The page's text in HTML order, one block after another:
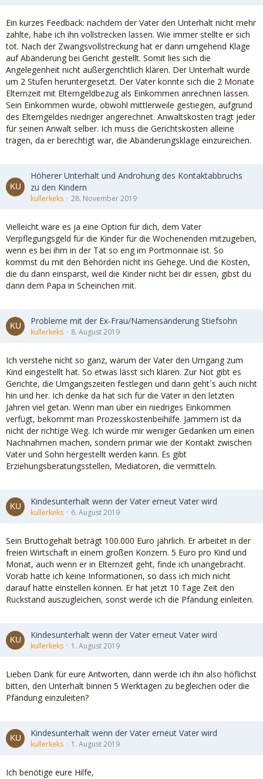
Ein kurzes Feedback: nachdem der Vater den Unterhalt nicht mehr
zahlte, habe ich ihn vollstrecken lassen. Wie immer stellte er sich
tot. Nach der Zwangsvollstreckung hat er dann umgehend Klage
auf Abänderung bei Gericht gestellt. Somit lies sich die
Angelegenheit nicht außergerichtlich klären. Der Unterhalt wurde
um 2 Stufen heruntergesetzt. Der Vater konnte sich die 2 Monate
Elternzeit mit Elterngeldbezug als Einkommen anrechnen lassen.
Sein Einkommen wurde, obwohl mittlerweile gestiegen, aufgrund
des Elterngeldes niedriger angerechnet. Anwaltskosten trägt jeder
für seinen Anwalt selber. Ich muss die Gerichtskosten alleine
tragen, da er berechtigt war, die Abänderungsklage einzureichen.
Höherer Unterhalt und Androhung des Kontaktabbruchs
zu den Kindern
kullerkeks 28. November 2019
Vielleicht wäre es ja eine Option für dich, dem Vater
Verpflegungsgeld für die Kinder für die Wochenenden mitzugeben,
wenn es bei ihm in der Tat so eng im Portmonnaie ist. So
kommst du mit den Behörden nicht ins Gehege. Und die Kosten,
die du dann einsparst, weil die Kinder nicht bei dir essen, gibst du
dann dem Papa in Scheinchen mit.
Probleme mit der Ex-Frau/Namensänderung Stiefsohn
kullerkeks 8. August 2019
Ich verstehe nicht so ganz, warum der Vater den Umgang zum
Kind eingestellt hat. So etwas lässt sich klären. Zur Not gibt es
Gerichte, die Umgangszeiten festlegen und dann geht´s auch nicht
hin und her. Ich denke da hat sich für die Väter in den letzten
Jahren viel getan. Wenn man über ein niedriges Einkommen
verfügt, bekommt man Prozesskostenbeihilfe. Jammern ist da
nicht der richtige Weg. Ich würde mir weniger Gedanken um einen
Nachnahmen machen, sondern primär wie der Kontakt zwischen
Vater und Sohn hergestellt werden kann. Es gibt
Erziehungsberatungsstellen, Mediatoren, die vermitteln.
Kindesunterhalt wenn der Vater erneut Vater wird
kullerkeks 6. August 2019
Sein Bruttogehalt beträgt 100.000 Euro jährlich. Er arbeitet in der
freien Wirtschaft in einem großen Konzern. 5 Euro pro Kind und
Monat, auch wenn er in Elternzeit geht, finde ich unangebracht.
Vorab hatte ich keine Informationen, so dass ich mich nicht
darauf hätte einstellen können. Er hat jetzt 10 Tage Zeit den
Rückstand auszugleichen, sonst werde ich die Pfändung einleiten.
Kindesunterhalt wenn der Vater erneut Vater wird
kullerkeks 1. August 2019
Lieben Dank für eure Antworten, dann werde ich ihn also höflichst
bitten, den Unterhalt binnen 5 Werktagen zu begleichen oder die
Pfändung einzuleiten?
Kindesunterhalt wenn der Vater erneut Vater wird
kullerkeks 1. August 2019
Ich benötige eure Hilfe,